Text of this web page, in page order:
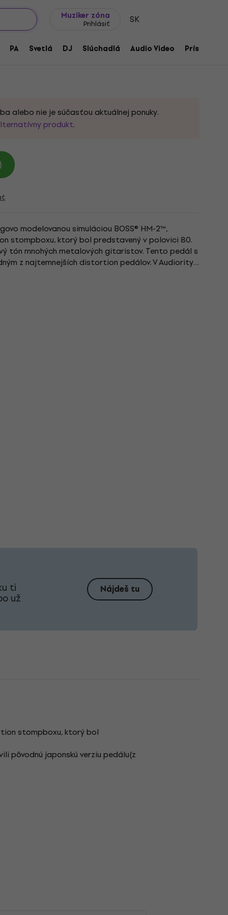
Muziker zóna
Prihlásiť SK
PA Svetlá DJ Slúchadlá Audio Video
mkII (Digitálny produkt)
alebo nie je súčasťou aktuálnej ponuky.
produkt.
modelovanou simuláciou BOSS® HM-2™,
stompboxu, ktorý bol predstavený v polovici 80.
tón mnohých metalových gitaristov. Tento pedál s
z najtemnejších distortion pedálov. V Audiority
ti
už
Nájdeš tu
stompboxu, ktorý bol
pôvodnú japonskú verziu pedálu(z